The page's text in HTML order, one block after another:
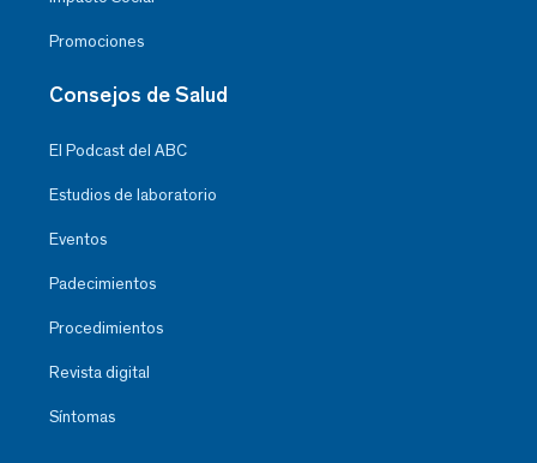
Promociones
Consejos de Salud
El Podcast del ABC
Estudios de laboratorio
Eventos
Padecimientos
Procedimientos
Revista digital
Síntomas